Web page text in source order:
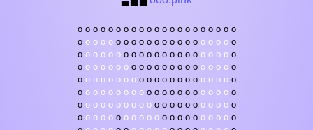
o o o o o o o o o o o o o o o o o o o o o
o o o o o o o o o o o o o o o o o o o o o
o o o o o o o o o o o o o o o o o o o o o
o o o o o o o o o o o o o o o o o o o o o
o o o o o o o o o o o o o o o o o o o o o
o o o o o o o o o o o o o o o o o o o o o
o o o o o o o o o o o o o o o o o o o o o
o o o o o o o o o o o o o o o o o o o o o